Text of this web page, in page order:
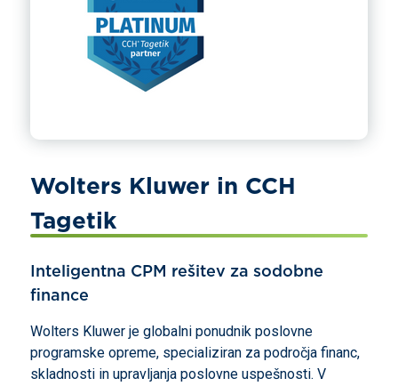
Wolters Kluwer in CCH
Tagetik
Inteligentna CPM rešitev za sodobne
finance
Wolters Kluwer je globalni ponudnik poslovne
programske opreme, specializiran za področja financ,
skladnosti in upravljanja poslovne uspešnosti. V